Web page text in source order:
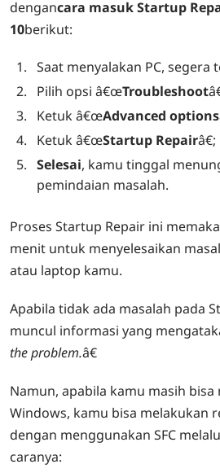
dengancara masuk Startup
10berikut:
Saat menyalakan PC, segera
Pilih opsi â€œTroubleshoot
Ketuk â€œAdvanced options
Ketuk â€œStartup Repairâ€;
Selesai, kamu tinggal
pemindaian masalah.
Proses Startup Repair ini
menit untuk menyelesaikan
atau laptop kamu.
Apabila tidak ada masalah pada
muncul informasi yang
the problem.â€
Namun, apabila kamu masih
Windows, kamu bisa melakukan
dengan menggunakan SFC
caranya: